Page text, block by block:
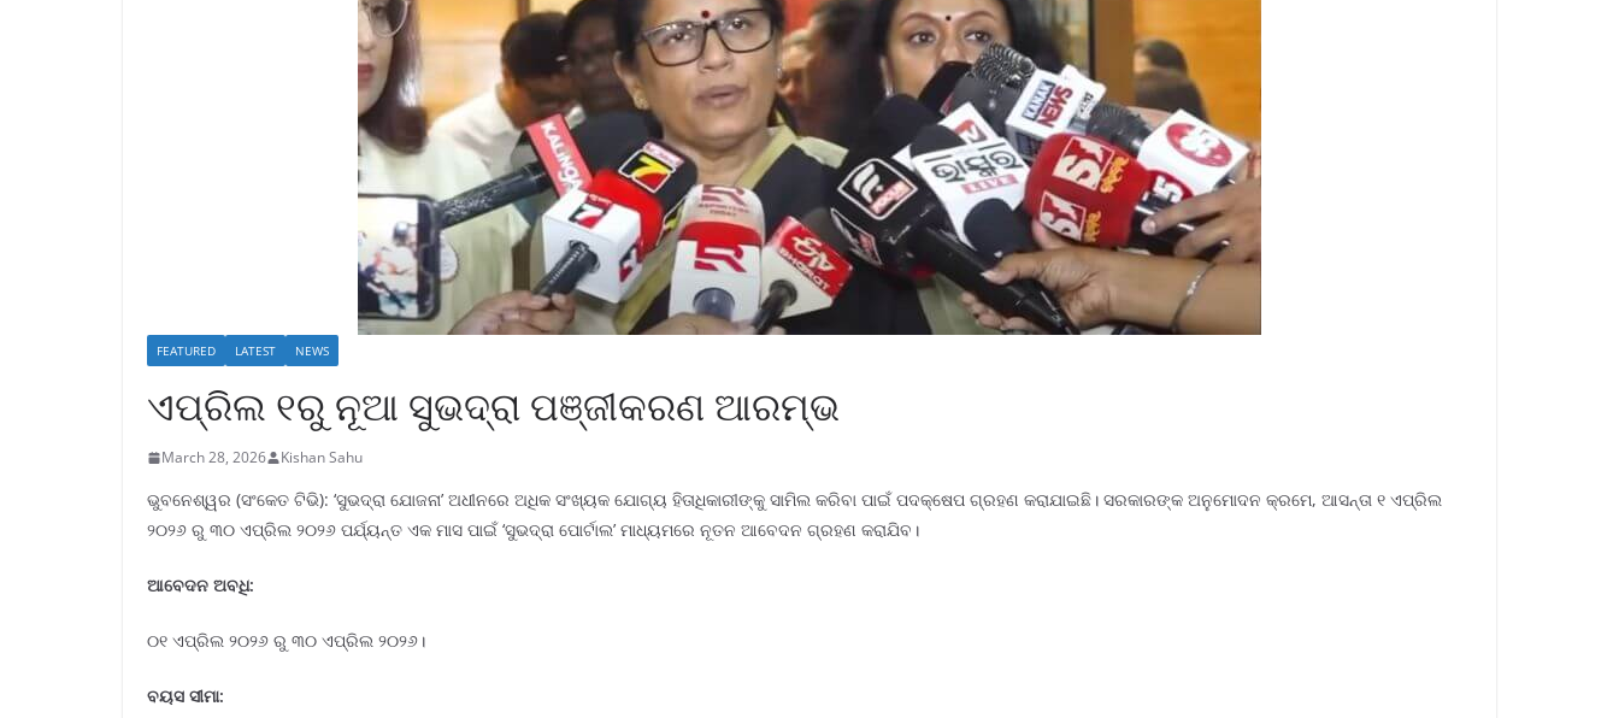
FEATURED LATEST NEWS
ଏପ୍ରିଲ ୧ରୁ ନୂଆ ସୁଭଦ୍ରା ପଞ୍ଜୀକରଣ ଆରମ୍ଭ
March 28, 2026 Kishan Sahu
ଭୁବନେଶ୍ୱର (ସଂକେତ ଟିଭି): ‘ସୁଭଦ୍ରା ଯୋଜନା’ ଅଧୀନରେ ଅଧିକ ସଂଖ୍ୟକ ଯୋଗ୍ୟ ହିତାଧିକାରୀଙ୍କୁ ସାମିଲ କରିବା ପାଇଁ ପଦକ୍ଷେପ ଗ୍ରହଣ କରାଯାଇଛି। ସରକାରଙ୍କ ଅନୁମୋଦନ କ୍ରମେ, ଆସନ୍ତା ୧ ଏପ୍ରିଲ
୨୦୨୬ ରୁ ୩୦ ଏପ୍ରିଲ ୨୦୨୬ ପର୍ଯ୍ୟନ୍ତ ଏକ ମାସ ପାଇଁ ‘ସୁଭଦ୍ରା ପୋର୍ଟାଲ’ ମାଧ୍ୟମରେ ନୂତନ ଆବେଦନ ଗ୍ରହଣ କରାଯିବ।
ଆବେଦନ ଅବଧି:
୦୧ ଏପ୍ରିଲ ୨୦୨୬ ରୁ ୩୦ ଏପ୍ରିଲ ୨୦୨୬।
ବୟସ ସୀମା: